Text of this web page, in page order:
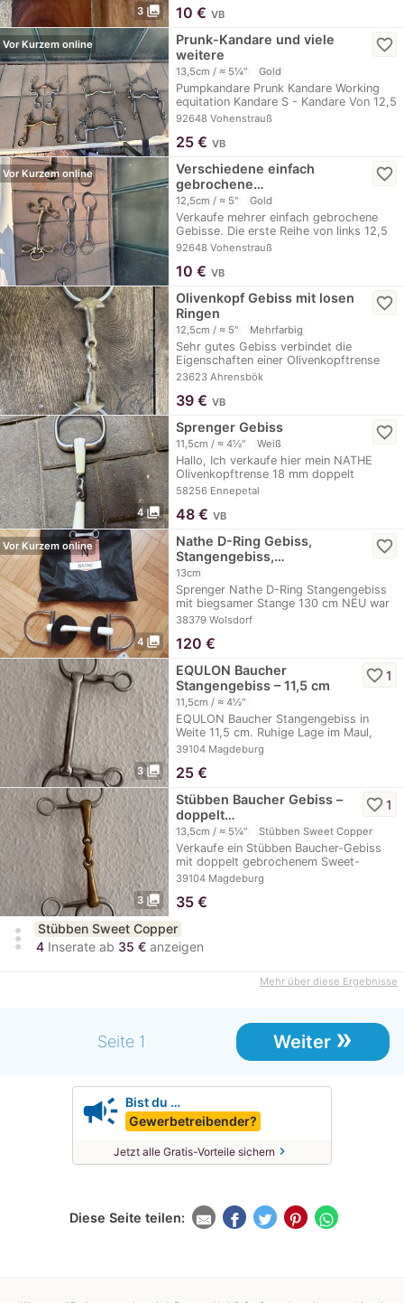
3 photo_library 10 € VB
Vor Kurzem online
Prunk-Kandare und viele
weitere
13,5cm / ≈ 5¼" Gold
Pumpkandare Prunk Kandare Working
equitation Kandare S - Kandare Von 12,5
cm…
92648 Vohenstrauß
favorite_border
25 € VB
Vor Kurzem online
Verschiedene einfach
gebrochene…
12,5cm / ≈ 5" Gold
Verkaufe mehrer einfach gebrochene
Gebisse. Die erste Reihe von links 12,5
cm Zweite…
92648 Vohenstrauß
favorite_border
10 € VB
Olivenkopf Gebiss mit losen
Ringen
12,5cm / ≈ 5" Mehrfarbig
Sehr gutes Gebiss verbindet die
Eigenschaften einer Olivenkopftrense
mit den losen,…
23623 Ahrensbök
favorite_border
39 € VB
4 photo_library
Sprenger Gebiss
11,5cm / ≈ 4½" Weiß
Hallo, Ich verkaufe hier mein NATHE
Olivenkopftrense 18 mm doppelt
gebrochen, es ist…
58256 Ennepetal
favorite_border
48 € VB
4 photo_library
Vor Kurzem online
Nathe D-Ring Gebiss,
Stangengebiss,…
13cm
Sprenger Nathe D-Ring Stangengebiss
mit biegsamer Stange 130 cm NEU war
noch nie am…
38379 Wolsdorf
favorite_border
120 €
3 photo_library
EQULON Baucher
Stangengebiss – 11,5 cm
11,5cm / ≈ 4½"
EQULON Baucher Stangengebiss in
Weite 11,5 cm. Ruhige Lage im Maul,
gereinigt und…
39104 Magdeburg
favorite_border1
25 €
3 photo_library
Stübben Baucher Gebiss –
doppelt…
13,5cm / ≈ 5¼" Stübben Sweet Copper
Verkaufe ein Stübben Baucher-Gebiss
mit doppelt gebrochenem Sweet-
Copper-Mundstück.…
39104 Magdeburg
favorite_border1
35 €
more_vert
Stübben Sweet Copper
4 Inserate ab 35 € anzeigen
Mehr über diese Ergebnisse
Seite 1 Weiter »
campaign Bist du …
Gewerbetreibender?
Jetzt alle Gratis-Vorteile sichern chevron_right
Diese Seite teilen: